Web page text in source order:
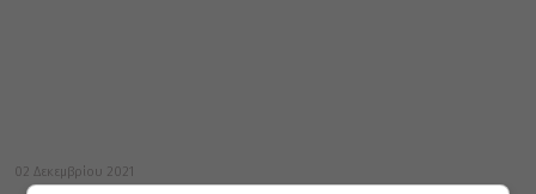
02 Δεκεμβρίου 2021